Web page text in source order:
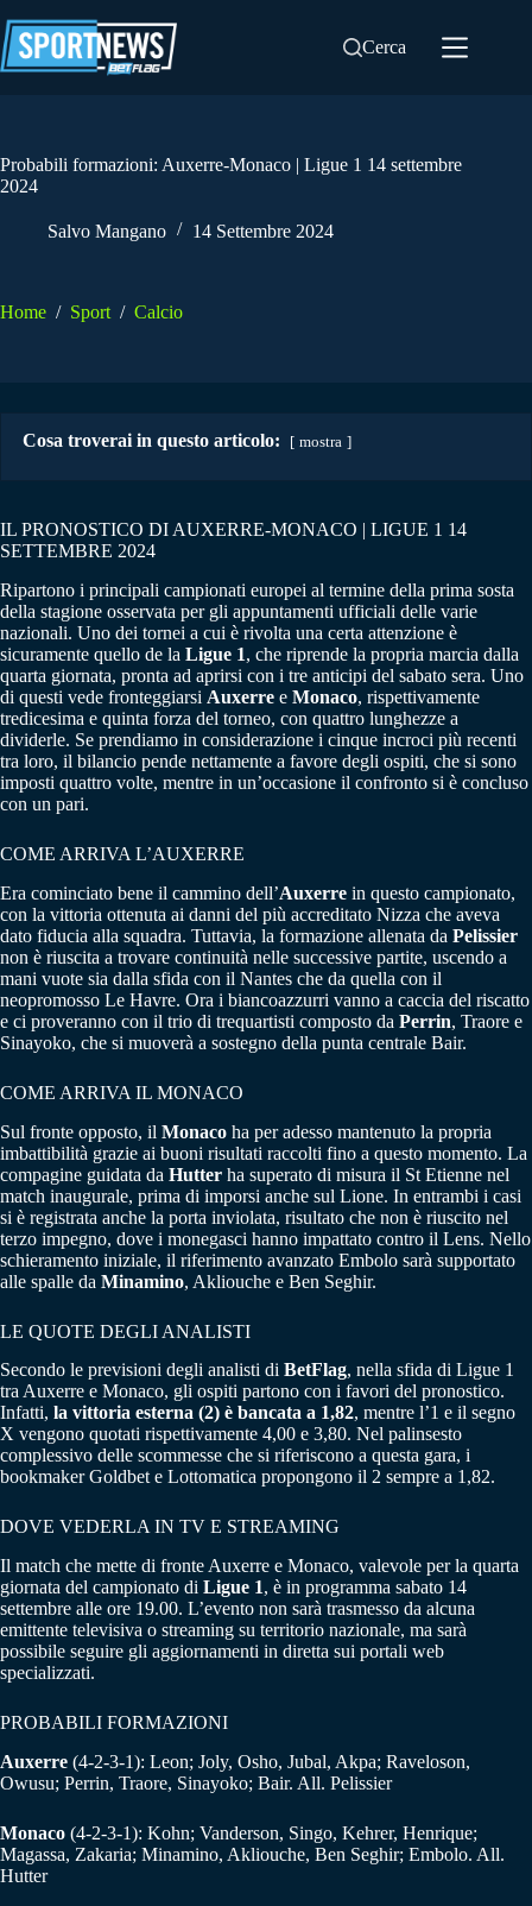
al
contenuto
Cerca
Probabili formazioni: Auxerre-Monaco | Ligue 1 14 settembre
2024
Salvo Mangano 14 Settembre 2024
Home / Sport / Calcio
Cosa troverai in questo articolo: mostra
IL PRONOSTICO DI AUXERRE-MONACO | LIGUE 1 14
SETTEMBRE 2024
Ripartono i principali campionati europei al termine della prima sosta
della stagione osservata per gli appuntamenti ufficiali delle varie
nazionali. Uno dei tornei a cui è rivolta una certa attenzione è
sicuramente quello de la Ligue 1, che riprende la propria marcia dalla
quarta giornata, pronta ad aprirsi con i tre anticipi del sabato sera. Uno
di questi vede fronteggiarsi Auxerre e Monaco, rispettivamente
tredicesima e quinta forza del torneo, con quattro lunghezze a
dividerle. Se prendiamo in considerazione i cinque incroci più recenti
tra loro, il bilancio pende nettamente a favore degli ospiti, che si sono
imposti quattro volte, mentre in un’occasione il confronto si è concluso
con un pari.
COME ARRIVA L’AUXERRE
Era cominciato bene il cammino dell’Auxerre in questo campionato,
con la vittoria ottenuta ai danni del più accreditato Nizza che aveva
dato fiducia alla squadra. Tuttavia, la formazione allenata da Pelissier
non è riuscita a trovare continuità nelle successive partite, uscendo a
mani vuote sia dalla sfida con il Nantes che da quella con il
neopromosso Le Havre. Ora i biancoazzurri vanno a caccia del riscatto
e ci proveranno con il trio di trequartisti composto da Perrin, Traore e
Sinayoko, che si muoverà a sostegno della punta centrale Bair.
COME ARRIVA IL MONACO
Sul fronte opposto, il Monaco ha per adesso mantenuto la propria
imbattibilità grazie ai buoni risultati raccolti fino a questo momento. La
compagine guidata da Hutter ha superato di misura il St Etienne nel
match inaugurale, prima di imporsi anche sul Lione. In entrambi i casi
si è registrata anche la porta inviolata, risultato che non è riuscito nel
terzo impegno, dove i monegasci hanno impattato contro il Lens. Nello
schieramento iniziale, il riferimento avanzato Embolo sarà supportato
alle spalle da Minamino, Akliouche e Ben Seghir.
LE QUOTE DEGLI ANALISTI
Secondo le previsioni degli analisti di BetFlag, nella sfida di Ligue 1
tra Auxerre e Monaco, gli ospiti partono con i favori del pronostico.
Infatti, la vittoria esterna (2) è bancata a 1,82, mentre l’1 e il segno
X vengono quotati rispettivamente 4,00 e 3,80. Nel palinsesto
complessivo delle scommesse che si riferiscono a questa gara, i
bookmaker Goldbet e Lottomatica propongono il 2 sempre a 1,82.
DOVE VEDERLA IN TV E STREAMING
Il match che mette di fronte Auxerre e Monaco, valevole per la quarta
giornata del campionato di Ligue 1, è in programma sabato 14
settembre alle ore 19.00. L’evento non sarà trasmesso da alcuna
emittente televisiva o streaming su territorio nazionale, ma sarà
possibile seguire gli aggiornamenti in diretta sui portali web
specializzati.
PROBABILI FORMAZIONI
Auxerre (4-2-3-1): Leon; Joly, Osho, Jubal, Akpa; Raveloson,
Owusu; Perrin, Traore, Sinayoko; Bair. All. Pelissier
Monaco (4-2-3-1): Kohn; Vanderson, Singo, Kehrer, Henrique;
Magassa, Zakaria; Minamino, Akliouche, Ben Seghir; Embolo. All.
Hutter